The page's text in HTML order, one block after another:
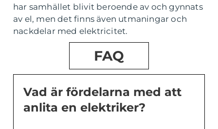
har samhället blivit beroende av och gynnats
av el, men det finns även utmaningar och
nackdelar med elektricitet.
FAQ
Vad är fördelarna med att
anlita en elektriker?